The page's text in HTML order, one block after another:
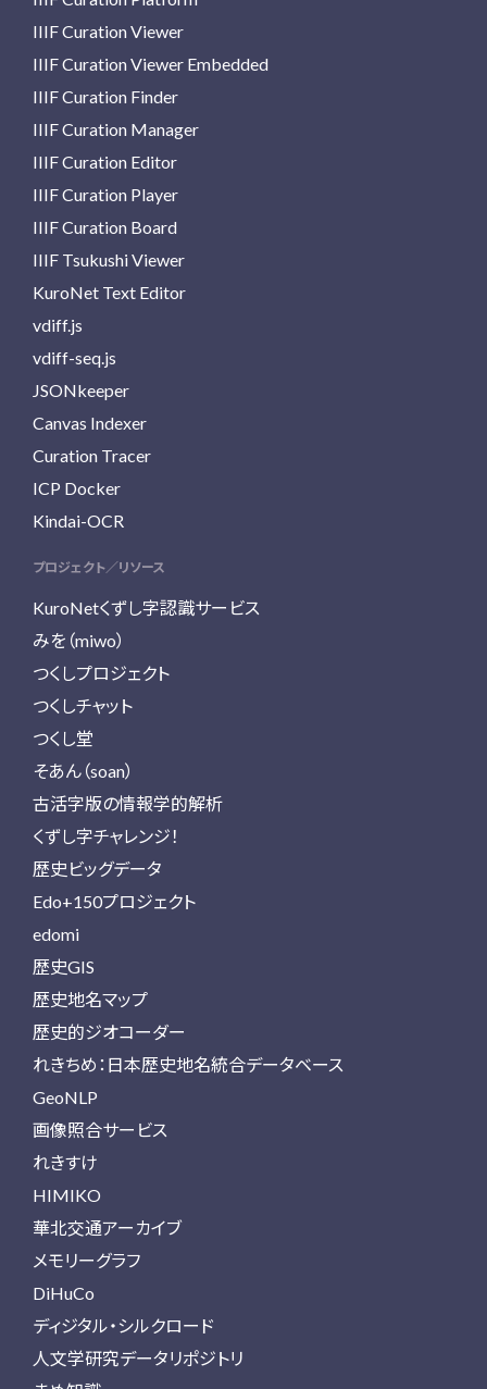
IIIF Curation Viewer
IIIF Curation Viewer Embedded
IIIF Curation Finder
IIIF Curation Manager
IIIF Curation Editor
IIIF Curation Player
IIIF Curation Board
IIIF Tsukushi Viewer
KuroNet Text Editor
vdiff.js
vdiff-seq.js
JSONkeeper
Canvas Indexer
Curation Tracer
ICP Docker
Kindai-OCR
プロジェクト／リソース
KuroNetくずし字認識サービス
みを（miwo）
つくしプロジェクト
つくしチャット
つくし堂
そあん（soan）
古活字版の情報学的解析
くずし字チャレンジ！
歴史ビッグデータ
Edo+150プロジェクト
edomi
歴史GIS
歴史地名マップ
歴史的ジオコーダー
れきちめ：日本歴史地名統合データベース
GeoNLP
画像照合サービス
れきすけ
HIMIKO
華北交通アーカイブ
メモリーグラフ
DiHuCo
ディジタル・シルクロード
人文学研究データリポジトリ